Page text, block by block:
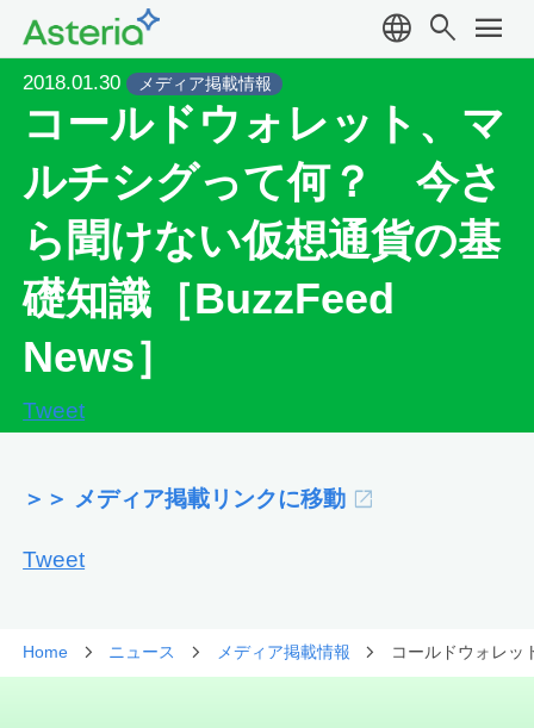
language search menu
2018.01.30 メディア掲載情報
コールドウォレット、マ
ルチシグって何？ 今さ
ら聞けない仮想通貨の基
礎知識［BuzzFeed
News］
Tweet
＞＞ メディア掲載リンクに移動
Tweet
Home ニュース メディア掲載情報 コールドウォレ